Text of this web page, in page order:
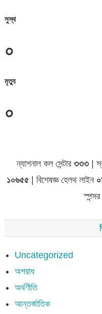
সুস্থ
০
মৃত্যু
০
ন্যাশনাল কল সেন্টার ৩৩৩|
১০৬৫৫ | বিশেষজ্ঞ হেলথ লাইন
Uncategorized
অপরাধ
অর্থণীতি
আন্তর্জাতিক